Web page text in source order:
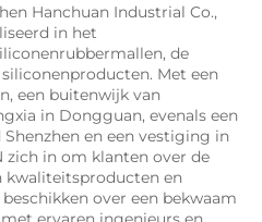
Hanchuan Industrial Co.,
in het
de
Met een
een buitenwijk van
in Dongguan, evenals een
en een vestiging in
zich in om klanten over de
kwaliteitsproducten en
over een bekwaam